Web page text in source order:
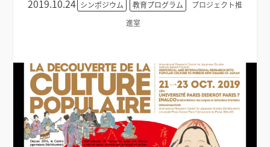
2019.10.24 シンポジウム 教育プログラム
プロジェクト推
進室